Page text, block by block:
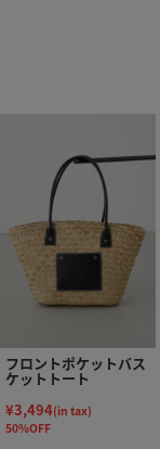
フロントポケットバス
ケットトート
¥3,494(in tax)
50%OFF